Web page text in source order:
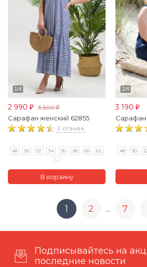
2 990 ₽ 3 500₽
Сарафан женский 62855
2 отзыва
48 50 52 54 56 58 60
62
64
3 190 ₽
Сарафан
48 50
1 2 ... 7
Подписывайтесь на
последние новости